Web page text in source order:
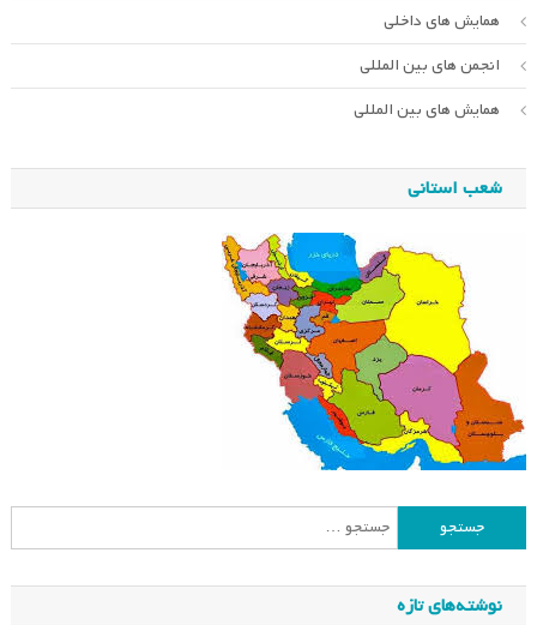
همایش های داخلی
انجمن های بین المللی
همایش های بین المللی
شعب استانی
جستجو
برای:
نوشته‌های تازه